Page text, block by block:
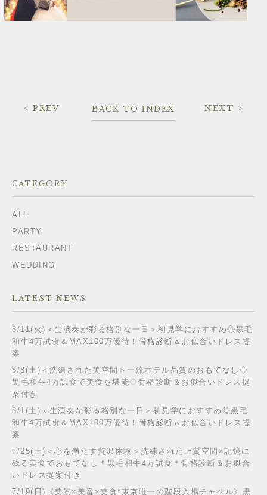
< PREV NEXT >
BACK TO INDEX
CATEGORY
ALL
PARTY
RESTAURANT
WEDDING
LATEST NEWS
8/11(火)＜生演奏が彩る格別な一日＞初見学におすすめ◎黒毛
和牛4万試食＆MAX100万優待！骨格診断＆お似合いドレス提
案
8/8(土)＜洗練された美空間＞一流ホテル品質のおもてなし◇
黒毛和牛4万試食で美食を堪能◇骨格診断＆お似合いドレス提
案付き
8/1(土)＜生演奏が彩る格別な一日＞初見学におすすめ◎黒毛
和牛4万試食＆MAX100万優待！骨格診断＆お似合いドレス提
案
7/25(土)＜心を満たす贅沢体験＞洗練された上質空間×記憶に
残る美食でおもてなし＊黒毛和牛4万試食＊骨格診断＆お似合
いドレス提案付き
7/19(日)《美景×美音×美食*東京唯一の階段入場チャペル》黒